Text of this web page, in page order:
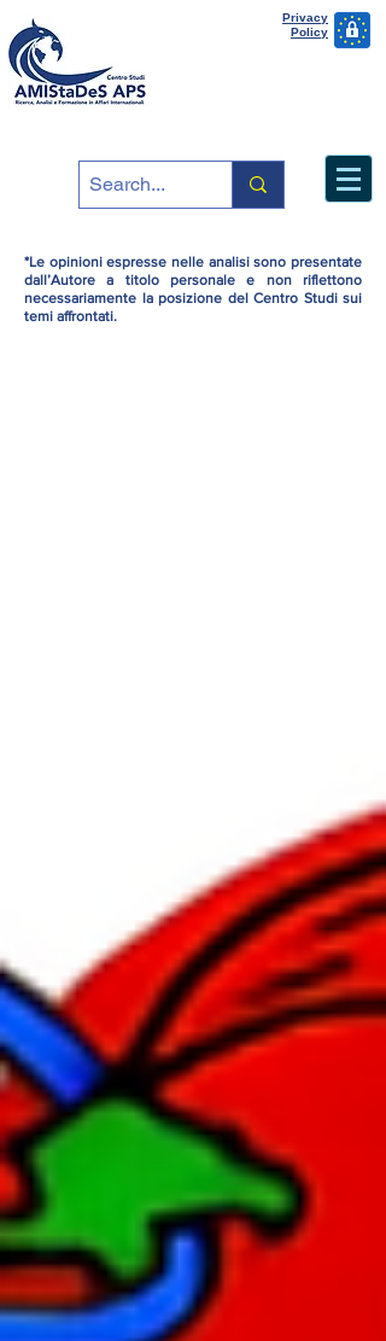
Privacy
Policy
*Le opinioni espresse nelle analisi sono presentate
dall’Autore a titolo personale e non riflettono
necessariamente la posizione del Centro Studi sui
temi affrontati.